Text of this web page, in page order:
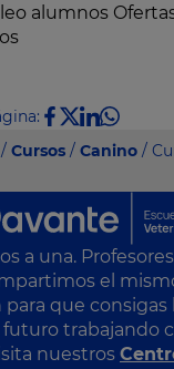
alumnos
/ Cursos / Canino /
a una.
el
que consigas
trabajando
nuestros